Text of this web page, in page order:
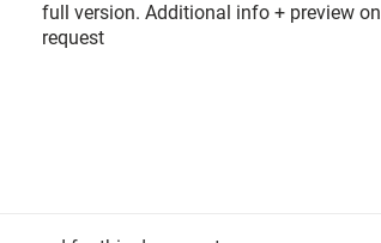
full version. Additional info + preview on
request